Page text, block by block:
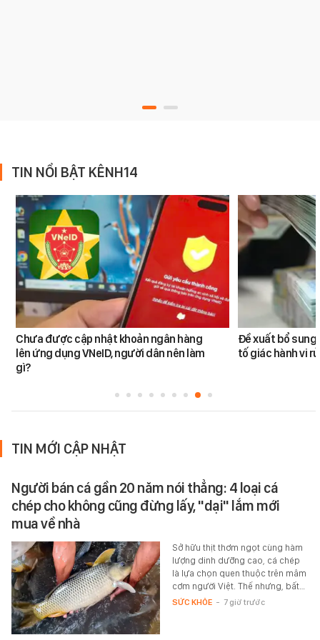
TIN NỔI BẬT KÊNH14
Chưa được cập nhật khoản ngân hàng
lên ứng dụng VNeID, người dân nên làm
gì?
Đề xuất bổ
tố giác hành vi
TIN MỚI CẬP NHẬT
Người bán cá gần 20 năm nói thẳng: 4 loại cá
chép cho không cũng đừng lấy, "dại" lắm mới
mua về nhà
Sở hữu thịt thơm ngọt cùng hàm
lượng dinh dưỡng cao, cá chép
là lựa chọn quen thuộc trên mâm
cơm người Việt. Thế nhưng, bất…
SỨC KHỎE - 7 giờ trước